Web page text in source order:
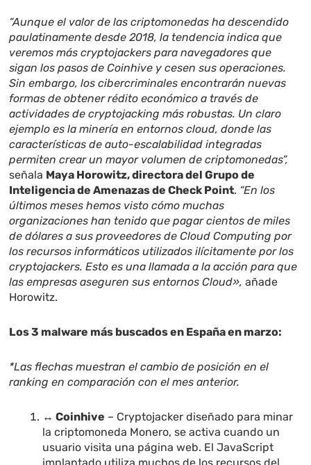
“Aunque el valor de las criptomonedas ha descendido
paulatinamente desde 2018, la tendencia indica que
veremos más cryptojackers para navegadores que
sigan los pasos de Coinhive y cesen sus operaciones.
Sin embargo, los cibercriminales encontrarán nuevas
formas de obtener rédito económico a través de
actividades de cryptojacking más robustas. Un claro
ejemplo es la minería en entornos cloud, donde las
características de auto-escalabilidad integradas
permiten crear un mayor volumen de criptomonedas”,
señala Maya Horowitz, directora del Grupo de
Inteligencia de Amenazas de Check Point. “En los
últimos meses hemos visto cómo muchas
organizaciones han tenido que pagar cientos de miles
de dólares a sus proveedores de Cloud Computing por
los recursos informáticos utilizados ilícitamente por los
cryptojackers. Esto es una llamada a la acción para que
las empresas aseguren sus entornos Cloud», añade
Horowitz.
Los 3 malware más buscados en España en marzo:
*Las flechas muestran el cambio de posición en el
ranking en comparación con el mes anterior.
↔ Coinhive – Cryptojacker diseñado para minar
la criptomoneda Monero, se activa cuando un
usuario visita una página web. El JavaScript